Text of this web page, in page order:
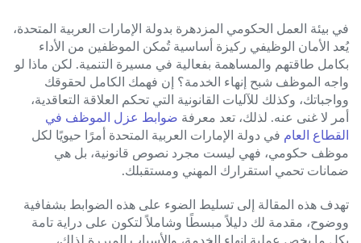
في بيئة العمل الحكومي المزدهرة بدولة الإمارات العربية المتحدة،
يُعد الأمان الوظيفي ركيزة أساسية تُمكن الموظفين من الأداء
بكامل طاقتهم والمساهمة بفعالية في مسيرة التنمية. لكن ماذا لو
واجه الموظف شبح إنهاء الخدمة؟ إن فهمك الكامل لحقوقك
وواجباتك، وكذلك للآليات القانونية التي تحكم العلاقة التعاقدية،
أمر لا غنى عنه. لذلك، تعد معرفة ضوابط عزل الموظف في
القطاع العام في دولة الإمارات العربية المتحدة أمرًا حيويًا لكل
موظف حكومي، فهي ليست مجرد نصوص قانونية، بل هي
ضمانات تحمي استقرارك المهني ومستقبلك.
تهدف هذه المقالة إلى تسليط الضوء على هذه الضوابط بشفافية
ووضوح، مقدمة لك دليلاً مبسطًا وشاملاً لتكون على دراية تامة
بكل ما يخص عملية إنهاء الخدمة، والأسباب المبررة لذلك،